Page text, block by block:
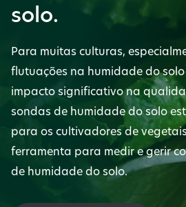
solo.
Para muitas culturas,
flutuações na humidade do
impacto significativo na
sondas de humidade do solo
para os cultivadores de
ferramenta para medir e gerir
de humidade do solo.